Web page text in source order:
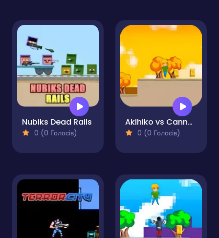
Nubiks Dead Rails
0 (0 Голосів)
Akihiko vs Cannons 3
0 (0 Голосів)